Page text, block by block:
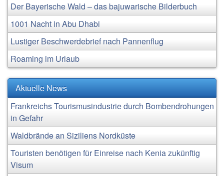
Der Bayerische Wald – das bajuwarische Bilderbuch
1001 Nacht in Abu Dhabi
Lustiger Beschwerdebrief nach Pannenflug
Roaming im Urlaub
Aktuelle News
Frankreichs Tourismusindustrie durch Bombendrohungen
in Gefahr
Waldbrände an Siziliens Nordküste
Touristen benötigen für Einreise nach Kenia zukünftig
Visum